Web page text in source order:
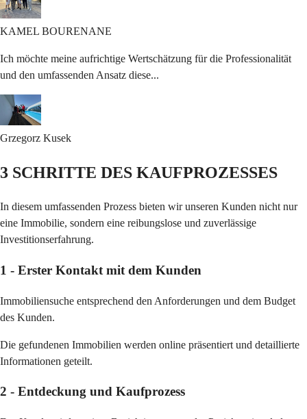
KAMEL BOURENANE
Ich möchte meine aufrichtige Wertschätzung für die Professionalität
und den umfassenden Ansatz diese...
Grzegorz Kusek
3 SCHRITTE DES KAUFPROZESSES
In diesem umfassenden Prozess bieten wir unseren Kunden nicht nur
eine Immobilie, sondern eine reibungslose und zuverlässige
Investitionserfahrung.
1 - Erster Kontakt mit dem Kunden
Immobiliensuche entsprechend den Anforderungen und dem Budget
des Kunden.
Die gefundenen Immobilien werden online präsentiert und detaillierte
Informationen geteilt.
2 - Entdeckung und Kaufprozess